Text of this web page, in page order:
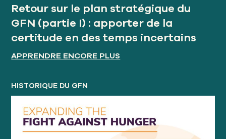
Retour sur le plan stratégique du
GFN (partie I) : apporter de la
certitude en des temps incertains
APPRENDRE ENCORE PLUS
HISTORIQUE DU GFN